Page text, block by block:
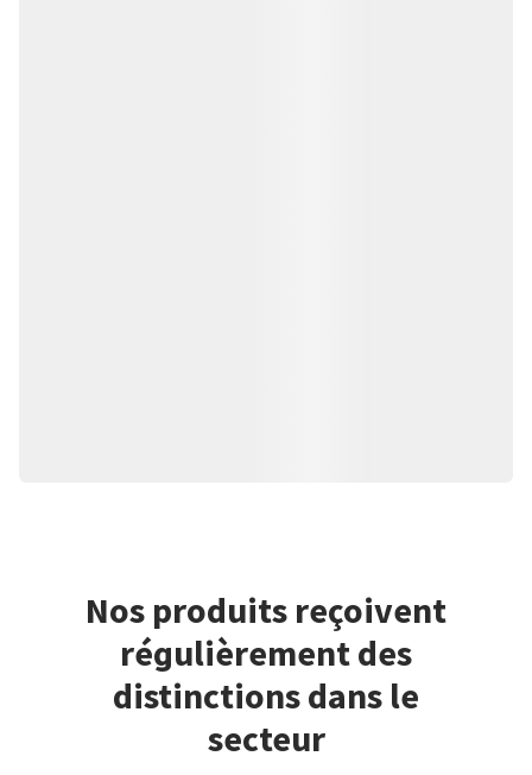
Nos produits reçoivent
régulièrement des
distinctions dans le
secteur